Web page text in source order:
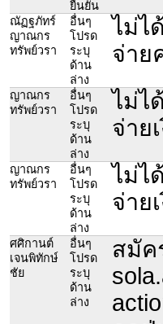
ยืนยัน
ณัฏฐภัทร์
ญาณกร
ทรัพย์วรา
อื่นๆ
โปรด
ระบุ
ด้าน
ล่าง
ไม่ไ
จ่าย
ญาณกร
ทรัพย์วรา
อื่นๆ
โปรด
ระบุ
ด้าน
ล่าง
ไม่ไ
จ่าย
ญาณกร
ทรัพย์วรา
อื่นๆ
โปรด
ระบุ
ด้าน
ล่าง
ไม่ไ
จ่าย
ศศิกานต์
เจนพิทักษ์
ชัย
อื่นๆ
โปรด
ระบุ
ด้าน
ล่าง
สมัค